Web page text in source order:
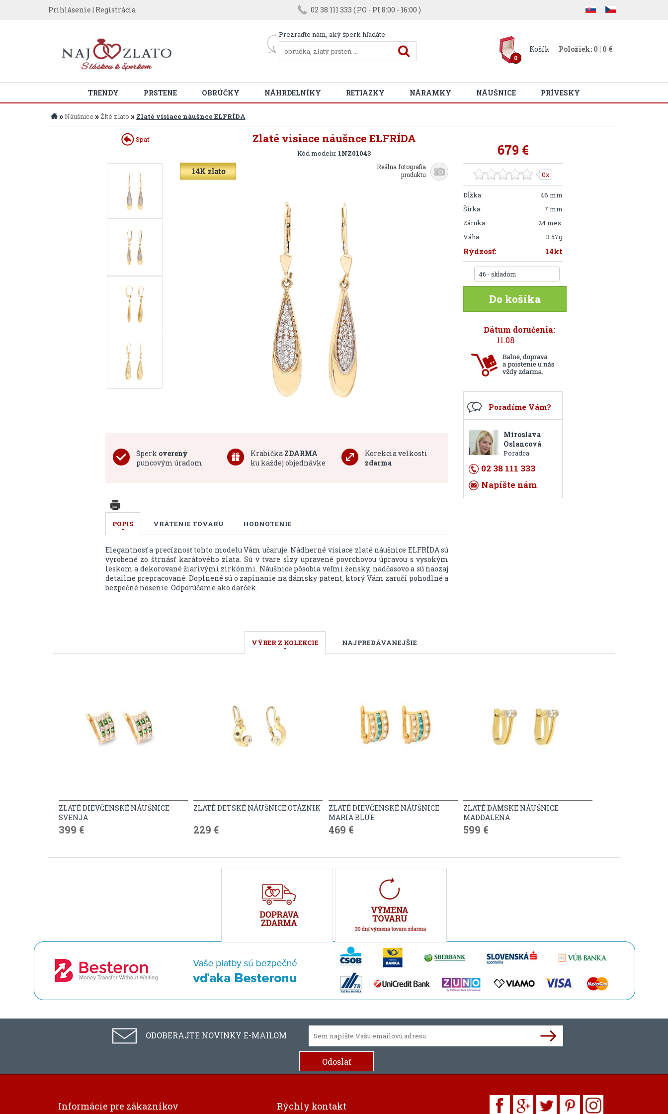
Prihlásenie | Registrácia 02 38 111 333 ( PO - PI 8:00 - 16:00 )
Prezraďte nám, aký šperk hľadáte
0
Košík Položiek: 0 | 0 €
TRENDY PRSTENE OBRÚČKY NÁHRDELNÍKY RETIAZKY NÁRAMKY NÁUŠNICE PRÍVESKY
»Náušnice »Žlté zlato » Zlaté visiace náušnce ELFRÍDA
Zlaté visiace náušnce ELFRÍDA
Kód modelu: 1NZ01043
Späť
Reálna fotografia
produktu
Šperk overený
puncovým úradom
Krabička ZDARMA
ku každej objednávke
Korekcia velkosti
zdarma
POPIS VRÁTENIE TOVARU HODNOTENIE
Elegantnosť a precíznosť tohto modelu Vám učaruje. Nádherné visiace zlaté náušnice ELFRÍDA sú
vyrobené zo štrnásť karátového zlata. Sú v tvare slzy upravené povrchovou úpravou s vysokým
leskom a dekorované žiarivými zirkónmi. Náušnice pôsobia veľmi žensky, nadčasovo a sú naozaj
detailne prepracované. Doplnené sú o zapínanie na dámsky patent, ktorý Vám zaručí pohodlné a
bezpečné nosenie. Odporúčame ako darček.
679 €
0x
Dĺžka:
46 mm
Šírka:
7 mm
Záruka:
24 mes.
Váha:
3.57g
Rýdzosť: 14kt
46 - skladom
Do košíka
Dátum doručenia:
11.08
Poradíme Vám?
Miroslava
Oslancová
Poradca
02 38 111 333
Napíšte nám
VÝBER Z KOLEKCIE NAJPREDÁVANEJŠIE
ZLATÉ DIEVČENSKÉ NÁUŠNICE
SVENJA
399 €
ZLATÉ DETSKÉ NÁUŠNICE OTÁZNIK
229 €
ZLATÉ DIEVČENSKÉ NÁUŠNICE
MARIA BLUE
469 €
ZLATÉ DÁMSKE NÁUŠNICE
MADDALENA
599 €
ODOBERAJTE NOVINKY E-MAILOM
Informácie pre zákazníkov Rýchly kontakt